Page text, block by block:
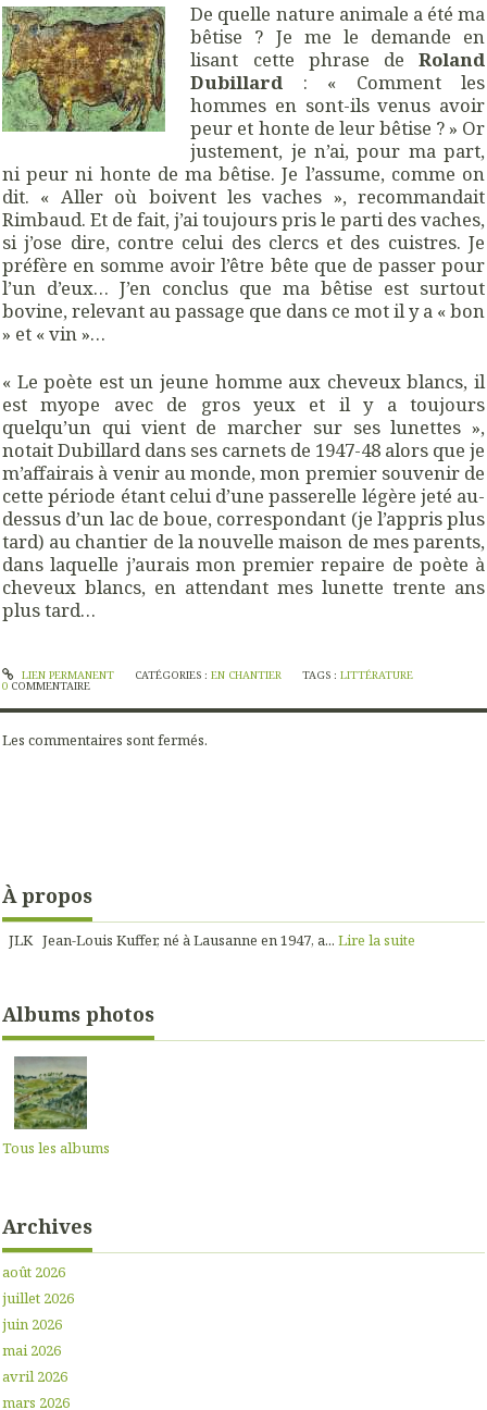
De quelle nature animale a été ma
bêtise ? Je me le demande en
lisant cette phrase de Roland
Dubillard : « Comment les
hommes en sont-ils venus avoir
peur et honte de leur bêtise ? » Or
justement, je n’ai, pour ma part,
ni peur ni honte de ma bêtise. Je l’assume, comme on
dit. « Aller où boivent les vaches », recommandait
Rimbaud. Et de fait, j’ai toujours pris le parti des vaches,
si j’ose dire, contre celui des clercs et des cuistres. Je
préfère en somme avoir l’être bête que de passer pour
l’un d’eux… J’en conclus que ma bêtise est surtout
bovine, relevant au passage que dans ce mot il y a « bon
» et « vin »…
« Le poète est un jeune homme aux cheveux blancs, il
est myope avec de gros yeux et il y a toujours
quelqu’un qui vient de marcher sur ses lunettes »,
notait Dubillard dans ses carnets de 1947-48 alors que je
m’affairais à venir au monde, mon premier souvenir de
cette période étant celui d’une passerelle légère jeté au-
dessus d’un lac de boue, correspondant (je l’appris plus
tard) au chantier de la nouvelle maison de mes parents,
dans laquelle j’aurais mon premier repaire de poète à
cheveux blancs, en attendant mes lunette trente ans
plus tard…
LIEN PERMANENT CATÉGORIES : EN CHANTIER TAGS :LITTÉRATURE
0 COMMENTAIRE
Les commentaires sont fermés.
À propos
JLK Jean-Louis Kuffer, né à Lausanne en 1947, a... Lire la suite
Albums photos
Tous les albums
Archives
août 2026
juillet 2026
juin 2026
mai 2026
avril 2026
mars 2026